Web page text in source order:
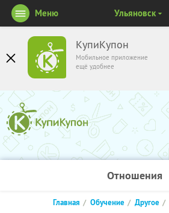
КупиКупон
Мобильное приложение
ещё удобнее
Меню Ульяновск
Отношения
Главная Обучение Другое